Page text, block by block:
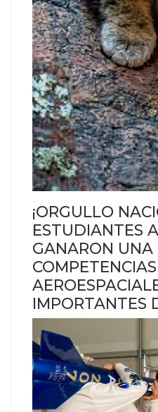
¡ORGULLO
ESTUDIANTES
GANARON UNA
COMPETENCIAS
IMPORTANTES